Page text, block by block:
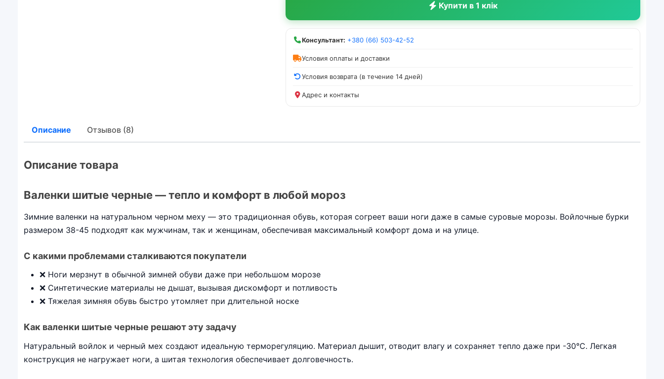
Купити в 1 клік
Консультант: +380 (66) 503-42-52
Условия оплаты и доставки
Условия возврата (в течение 14 дней)
Адрес и контакты
Описание Отзывов (8)
Описание товара
Валенки шитые черные — тепло и комфорт в любой мороз
Зимние валенки на натуральном черном меху — это традиционная обувь, которая согреет ваши ноги даже в самые суровые морозы. Войлочные бурки
размером 38-45 подходят как мужчинам, так и женщинам, обеспечивая максимальный комфорт дома и на улице.
С какими проблемами сталкиваются покупатели
❌ Ноги мерзнут в обычной зимней обуви даже при небольшом морозе
❌ Синтетические материалы не дышат, вызывая дискомфорт и потливость
❌ Тяжелая зимняя обувь быстро утомляет при длительной носке
Как валенки шитые черные решают эту задачу
Натуральный войлок и черный мех создают идеальную терморегуляцию. Материал дышит, отводит влагу и сохраняет тепло даже при -30°C. Легкая
конструкция не нагружает ноги, а шитая технология обеспечивает долговечность.